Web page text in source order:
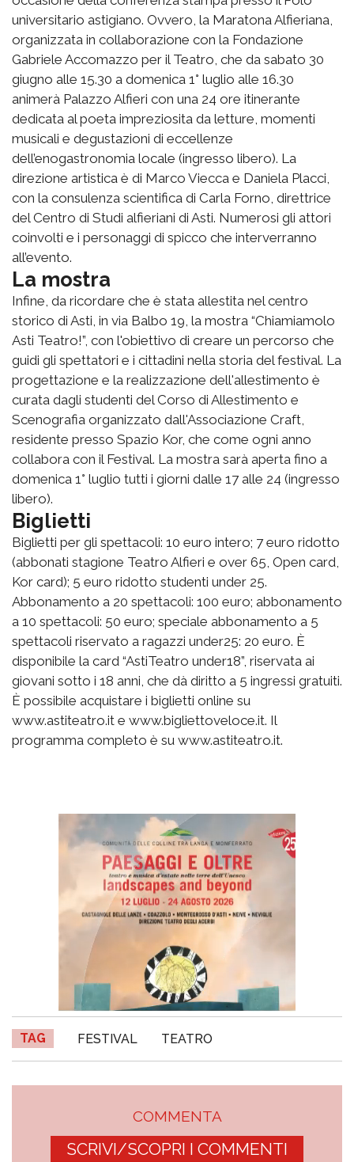
universitario astigiano. Ovvero, la Maratona Alfieriana,
organizzata in collaborazione con la Fondazione
Gabriele Accomazzo per il Teatro, che da sabato 30
giugno alle 15.30 a domenica 1° luglio alle 16.30
animerà Palazzo Alfieri con una 24 ore itinerante
dedicata al poeta impreziosita da letture, momenti
musicali e degustazioni di eccellenze
dell’enogastronomia locale (ingresso libero). La
direzione artistica è di Marco Viecca e Daniela Placci,
con la consulenza scientifica di Carla Forno, direttrice
del Centro di Studi alfieriani di Asti. Numerosi gli attori
coinvolti e i personaggi di spicco che interverranno
all’evento.
La mostra
Infine, da ricordare che è stata allestita nel centro
storico di Asti, in via Balbo 19, la mostra “Chiamiamolo
Asti Teatro!”, con l'obiettivo di creare un percorso che
guidi gli spettatori e i cittadini nella storia del festival. La
progettazione e la realizzazione dell'allestimento è
curata dagli studenti del Corso di Allestimento e
Scenografia organizzato dall'Associazione Craft,
residente presso Spazio Kor, che come ogni anno
collabora con il Festival. La mostra sarà aperta fino a
domenica 1° luglio tutti i giorni dalle 17 alle 24 (ingresso
libero).
Biglietti
Biglietti per gli spettacoli: 10 euro intero; 7 euro ridotto
(abbonati stagione Teatro Alfieri e over 65, Open card,
Kor card); 5 euro ridotto studenti under 25.
Abbonamento a 20 spettacoli: 100 euro; abbonamento
a 10 spettacoli: 50 euro; speciale abbonamento a 5
spettacoli riservato a ragazzi under25: 20 euro. È
disponibile la card “AstiTeatro under18”, riservata ai
giovani sotto i 18 anni, che dà diritto a 5 ingressi gratuiti.
È possibile acquistare i biglietti online su
www.astiteatro.it e www.bigliettoveloce.it. Il
programma completo è su www.astiteatro.it.
TAG FESTIVAL TEATRO
COMMENTA
SCRIVI/SCOPRI I COMMENTI